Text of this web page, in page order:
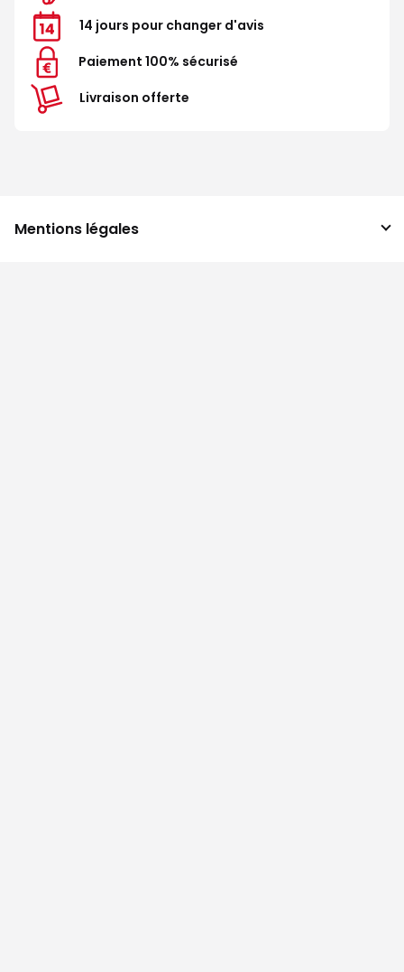
14 jours pour changer d'avis
Paiement 100% sécurisé
Livraison offerte
Mentions légales